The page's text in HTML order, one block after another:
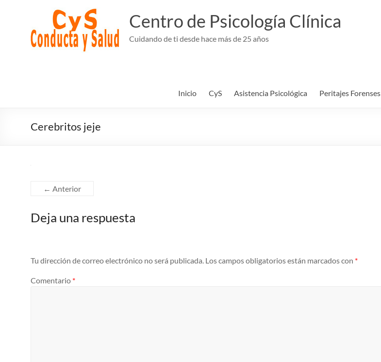
Centro de Psicología Clínica
Cuidando de ti desde hace más de 25 años
Inicio CyS Asistencia Psicológica Peritajes Forenses
Cerebritos jeje
← Anterior
Deja una respuesta
Tu dirección de correo electrónico no será publicada. Los campos obligatorios están marcados con *
Comentario *